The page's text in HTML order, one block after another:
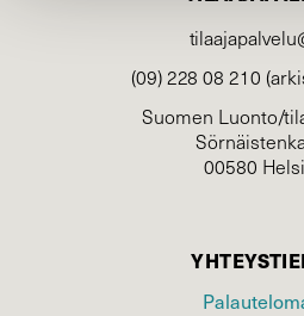
(09) 228 08 210
Suomen Luonto/
00580